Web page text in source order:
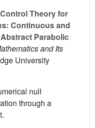
Control Theory for
Continuous and
Parabolic
and Its
University
null
through a